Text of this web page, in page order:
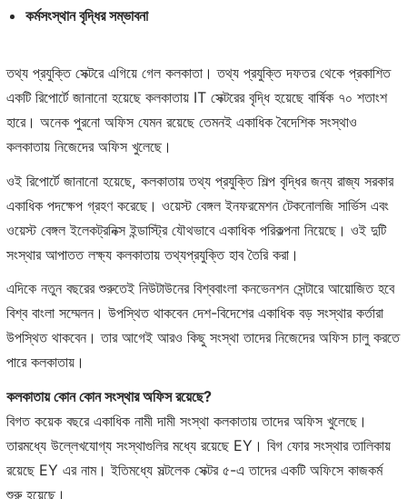
কর্মসংস্থান বৃদ্ধির সম্ভাবনা
তথ্য প্রযুক্তি সেক্টরে এগিয়ে গেল কলকাতা। তথ্য প্রযুক্তি দফতর থেকে প্রকাশিত
একটি রিপোর্টে জানানো হয়েছে কলকাতায় IT সেক্টরের বৃদ্ধি হয়েছে বার্ষিক ৭০ শতাংশ
হারে। অনেক পুরনো অফিস যেমন রয়েছে তেমনই একাধিক বৈদেশিক সংস্থাও
কলকাতায় নিজেদের অফিস খুলেছে।
ওই রিপোর্টে জানানো হয়েছে, কলকাতায় তথ্য প্রযুক্তি শিল্প বৃদ্ধির জন্য রাজ্য সরকার
একাধিক পদক্ষেপ গ্রহণ করেছে। ওয়েস্ট বেঙ্গল ইনফরমেশন টেকনোলজি সার্ভিস এবং
ওয়েস্ট বেঙ্গল ইলেকট্রনিক্স ইন্ডাস্ট্রি যৌথভাবে একাধিক পরিকল্পনা নিয়েছে। ওই দুটি
সংস্থার আপাতত লক্ষ্য কলকাতায় তথ্যপ্রযুক্তি হাব তৈরি করা।
এদিকে নতুন বছরের শুরুতেই নিউটাউনের বিশ্ববাংলা কনভেনশন সেন্টারে আয়োজিত হবে
বিশ্ব বাংলা সম্মেলন। উপস্থিত থাকবেন দেশ-বিদেশের একাধিক বড় সংস্থার কর্তারা
উপস্থিত থাকবেন। তার আগেই আরও কিছু সংস্থা তাদের নিজেদের অফিস চালু করতে
পারে কলকাতায়।
কলকাতায় কোন কোন সংস্থার অফিস রয়েছে?
বিগত কয়েক বছরে একাধিক নামী দামী সংস্থা কলকাতায় তাদের অফিস খুলেছে।
তারমধ্যে উল্লেখযোগ্য সংস্থাগুলির মধ্যে রয়েছে EY। বিগ ফোর সংস্থার তালিকায়
রয়েছে EY এর নাম। ইতিমধ্যে সল্টলেক সেক্টর ৫-এ তাদের একটি অফিসে কাজকর্ম
শুরু হয়েছে।